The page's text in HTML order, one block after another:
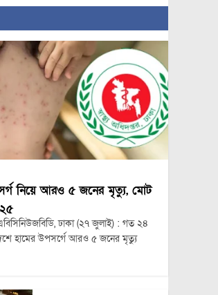
নিয়ে আরও ৫ জনের মৃত্যু, মোট
ঢাকা (২৭ জুলাই) : গত ২৪
হামের উপসর্গে আরও ৫ জনের মৃত্যু